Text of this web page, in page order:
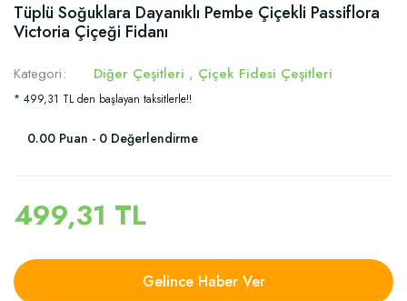
Tüplü Soğuklara Dayanıklı Pembe Çiçekli Passiflora
Victoria Çiçeği Fidanı
Kategori Diğer Çeşitleri , Çiçek Fidesi Çeşitleri
* 499,31 TL den başlayan taksitlerle!!
0.00 Puan - 0 Değerlendirme
499,31 TL
Gelince Haber Ver